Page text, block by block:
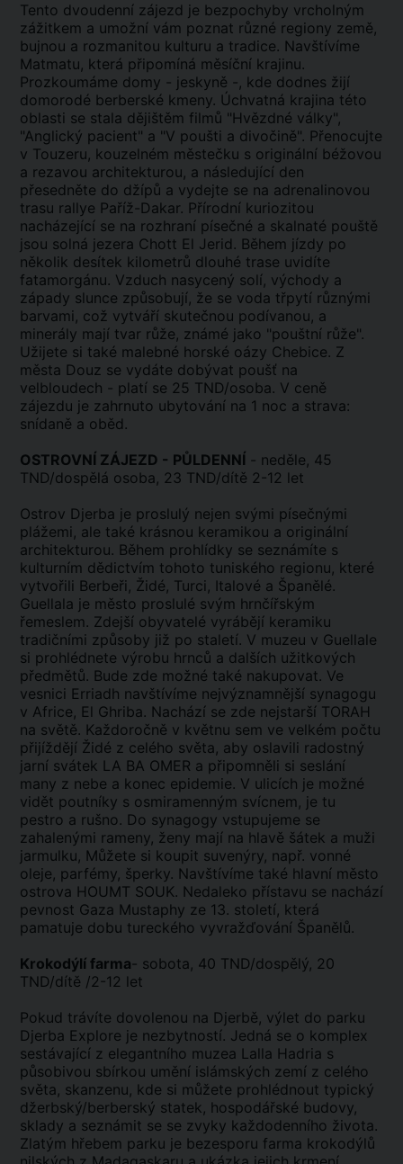
Tento dvoudenní zájezd je bezpochyby vrcholným
zážitkem a umožní vám poznat různé regiony země,
bujnou a rozmanitou kulturu a tradice. Navštívíme
Matmatu, která připomíná měsíční krajinu.
Prozkoumáme domy - jeskyně -, kde dodnes žijí
domorodé berberské kmeny. Úchvatná krajina této
oblasti se stala dějištěm filmů "Hvězdné války",
"Anglický pacient" a "V poušti a divočině". Přenocujte
v Touzeru, kouzelném městečku s originální béžovou
a rezavou architekturou, a následující den
přesedněte do džípů a vydejte se na adrenalinovou
trasu rallye Paříž-Dakar. Přírodní kuriozitou
nacházející se na rozhraní písečné a skalnaté pouště
jsou solná jezera Chott El Jerid. Během jízdy po
několik desítek kilometrů dlouhé trase uvidíte
fatamorgánu. Vzduch nasycený solí, východy a
západy slunce způsobují, že se voda třpytí různými
barvami, což vytváří skutečnou podívanou, a
minerály mají tvar růže, známé jako "pouštní růže".
Užijete si také malebné horské oázy Chebice. Z
města Douz se vydáte dobývat poušť na
velbloudech - platí se 25 TND/osoba. V ceně
zájezdu je zahrnuto ubytování na 1 noc a strava:
snídaně a oběd.
OSTROVNÍ ZÁJEZD - PŮLDENNÍ - neděle, 45
TND/dospělá osoba, 23 TND/dítě 2-12 let
Ostrov Djerba je proslulý nejen svými písečnými
plážemi, ale také krásnou keramikou a originální
architekturou. Během prohlídky se seznámíte s
kulturním dědictvím tohoto tuniského regionu, které
vytvořili Berbeři, Židé, Turci, Italové a Španělé.
Guellala je město proslulé svým hrnčířským
řemeslem. Zdejší obyvatelé vyrábějí keramiku
tradičními způsoby již po staletí. V muzeu v Guellale
si prohlédnete výrobu hrnců a dalších užitkových
předmětů. Bude zde možné také nakupovat. Ve
vesnici Erriadh navštívíme nejvýznamnější synagogu
v Africe, El Ghriba. Nachází se zde nejstarší TORAH
na světě. Každoročně v květnu sem ve velkém počtu
přijíždějí Židé z celého světa, aby oslavili radostný
jarní svátek LA BA OMER a připomněli si seslání
many z nebe a konec epidemie. V ulicích je možné
vidět poutníky s osmiramenným svícnem, je tu
pestro a rušno. Do synagogy vstupujeme se
zahalenými rameny, ženy mají na hlavě šátek a muži
jarmulku, Můžete si koupit suvenýry, např. vonné
oleje, parfémy, šperky. Navštívíme také hlavní město
ostrova HOUMT SOUK. Nedaleko přístavu se nachází
pevnost Gaza Mustaphy ze 13. století, která
pamatuje dobu tureckého vyvražďování Španělů.
Krokodýlí farma- sobota, 40 TND/dospělý, 20
TND/dítě /2-12 let
Pokud trávíte dovolenou na Djerbě, výlet do parku
Djerba Explore je nezbytností. Jedná se o komplex
sestávající z elegantního muzea Lalla Hadria s
působivou sbírkou umění islámských zemí z celého
světa, skanzenu, kde si můžete prohlédnout typický
džerbský/berberský statek, hospodářské budovy,
sklady a seznámit se se zvyky každodenního života.
Zlatým hřebem parku je bezesporu farma krokodýlů